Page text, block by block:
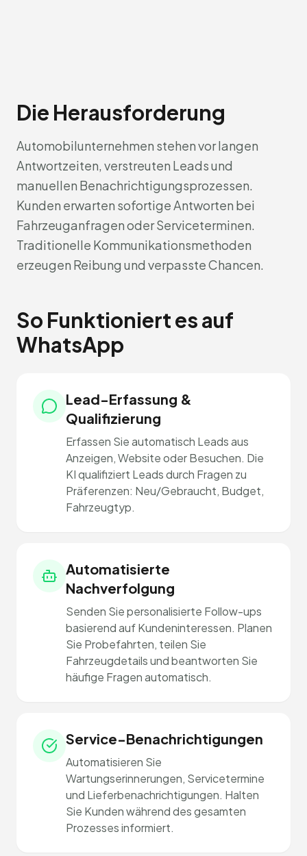
Die Herausforderung
Automobilunternehmen stehen vor langen
Antwortzeiten, verstreuten Leads und
manuellen Benachrichtigungsprozessen.
Kunden erwarten sofortige Antworten bei
Fahrzeuganfragen oder Serviceterminen.
Traditionelle Kommunikationsmethoden
erzeugen Reibung und verpasste Chancen.
So Funktioniert es auf
WhatsApp
Lead-Erfassung &
Qualifizierung
Erfassen Sie automatisch Leads aus
Anzeigen, Website oder Besuchen. Die
KI qualifiziert Leads durch Fragen zu
Präferenzen: Neu/Gebraucht, Budget,
Fahrzeugtyp.
Automatisierte
Nachverfolgung
Senden Sie personalisierte Follow-ups
basierend auf Kundeninteressen. Planen
Sie Probefahrten, teilen Sie
Fahrzeugdetails und beantworten Sie
häufige Fragen automatisch.
Service-Benachrichtigungen
Automatisieren Sie
Wartungserinnerungen, Servicetermine
und Lieferbenachrichtigungen. Halten
Sie Kunden während des gesamten
Prozesses informiert.